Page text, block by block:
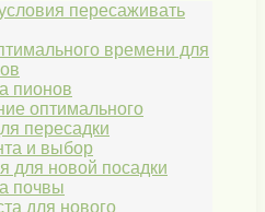
пересаживать
времени для
пионов
оптимального
пересадки
и выбор
для новой посадки
почвы
для нового